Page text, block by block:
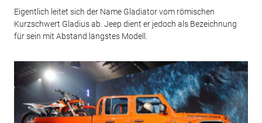
Eigentlich leitet sich der Name Gladiator vom römischen
Kurzschwert Gladius ab. Jeep dient er jedoch als Bezeichnung
für sein mit Abstand längstes Modell.